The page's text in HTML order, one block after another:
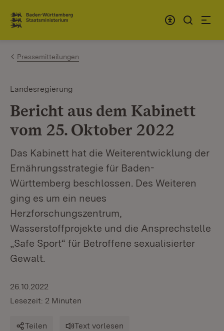
Zum Inhalt springen
Link zur Startseite
Pressemitteilungen
Landesregierung
Bericht aus dem Kabinett
vom 25. Oktober 2022
Das Kabinett hat die Weiterentwicklung der
Ernährungsstrategie für Baden-
Württemberg beschlossen. Des Weiteren
ging es um ein neues
Herzforschungszentrum,
Wasserstoffprojekte und die Ansprechstelle
„Safe Sport“ für Betroffene sexualisierter
Gewalt.
26.10.2022
Lesezeit: 2 Minuten
Teilen Text vorlesen